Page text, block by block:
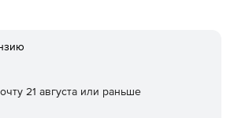
21 августа или раньше